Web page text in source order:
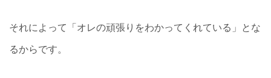
それによって「オレの頑張りをわかってくれている」とな
るからです。